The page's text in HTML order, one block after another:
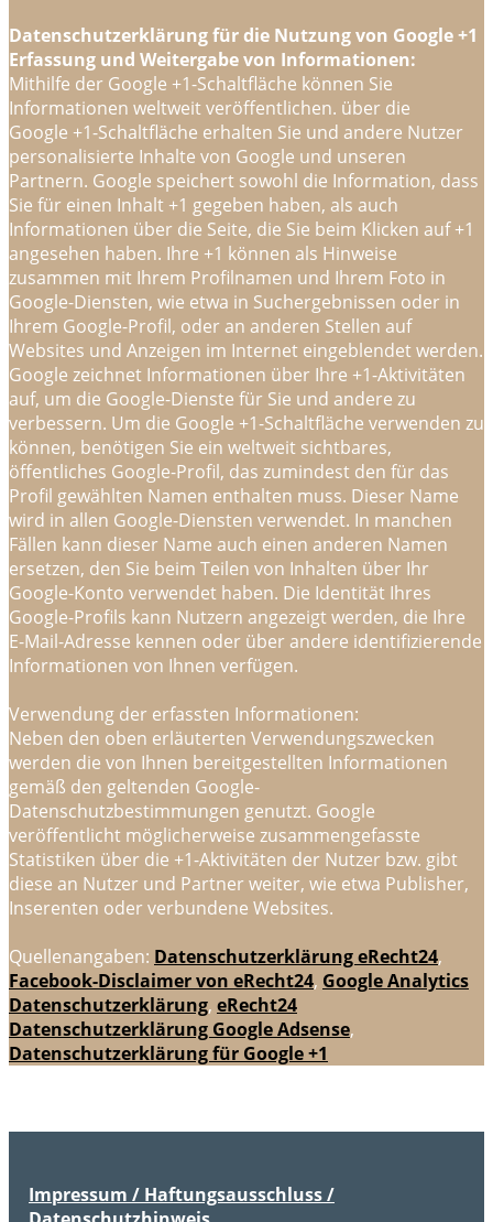
Datenschutzerklärung für die Nutzung von Google +1
Erfassung und Weitergabe von Informationen:
Mithilfe der Google +1-Schaltfläche können Sie
Informationen weltweit veröffentlichen. über die
Google +1-Schaltfläche erhalten Sie und andere Nutzer
personalisierte Inhalte von Google und unseren
Partnern. Google speichert sowohl die Information, dass
Sie für einen Inhalt +1 gegeben haben, als auch
Informationen über die Seite, die Sie beim Klicken auf +1
angesehen haben. Ihre +1 können als Hinweise
zusammen mit Ihrem Profilnamen und Ihrem Foto in
Google-Diensten, wie etwa in Suchergebnissen oder in
Ihrem Google-Profil, oder an anderen Stellen auf
Websites und Anzeigen im Internet eingeblendet werden.
Google zeichnet Informationen über Ihre +1-Aktivitäten
auf, um die Google-Dienste für Sie und andere zu
verbessern. Um die Google +1-Schaltfläche verwenden zu
können, benötigen Sie ein weltweit sichtbares,
öffentliches Google-Profil, das zumindest den für das
Profil gewählten Namen enthalten muss. Dieser Name
wird in allen Google-Diensten verwendet. In manchen
Fällen kann dieser Name auch einen anderen Namen
ersetzen, den Sie beim Teilen von Inhalten über Ihr
Google-Konto verwendet haben. Die Identität Ihres
Google-Profils kann Nutzern angezeigt werden, die Ihre
E-Mail-Adresse kennen oder über andere identifizierende
Informationen von Ihnen verfügen.
Verwendung der erfassten Informationen:
Neben den oben erläuterten Verwendungszwecken
werden die von Ihnen bereitgestellten Informationen
gemäß den geltenden Google-
Datenschutzbestimmungen genutzt. Google
veröffentlicht möglicherweise zusammengefasste
Statistiken über die +1-Aktivitäten der Nutzer bzw. gibt
diese an Nutzer und Partner weiter, wie etwa Publisher,
Inserenten oder verbundene Websites.
Quellenangaben: Datenschutzerklärung eRecht24,
Facebook-Disclaimer von eRecht24, Google Analytics
Datenschutzerklärung, eRecht24
Datenschutzerklärung Google Adsense,
Datenschutzerklärung für Google +1
Impressum / Haftungsausschluss /